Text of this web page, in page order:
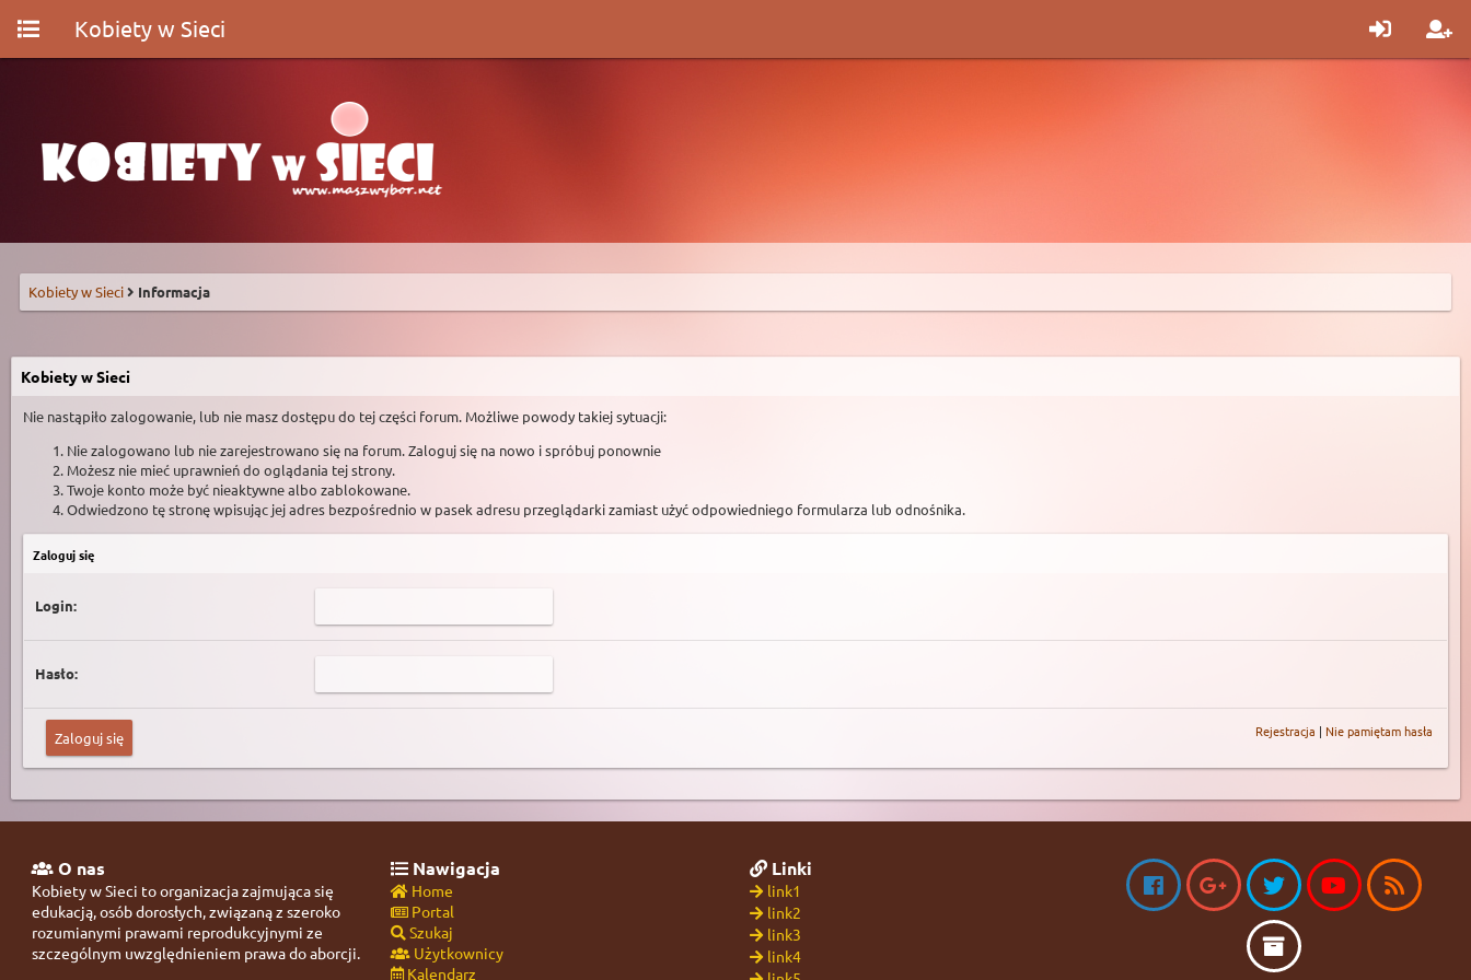
Kobiety w Sieci
Kobiety w Sieci Informacja
Kobiety w Sieci
Nie nastąpiło zalogowanie, lub nie masz dostępu do tej części forum. Możliwe powody takiej sytuacji:
Nie zalogowano lub nie zarejestrowano się na forum. Zaloguj się na nowo i spróbuj ponownie
Możesz nie mieć uprawnień do oglądania tej strony.
Twoje konto może być nieaktywne albo zablokowane.
Odwiedzono tę stronę wpisując jej adres bezpośrednio w pasek adresu przeglądarki zamiast użyć odpowiedniego formularza lub odnośnika.
Zaloguj się
Login:
Hasło:
Rejestracja | Nie pamiętam hasła
O nas
Kobiety w Sieci to organizacja zajmująca się
edukacją, osób dorosłych, związaną z szeroko
rozumianymi prawami reprodukcyjnymi ze
szczególnym uwzględnieniem prawa do aborcji.
Nawigacja
Home
Portal
Szukaj
Użytkownicy
Kalendarz
Linki
link1
link2
link3
link4